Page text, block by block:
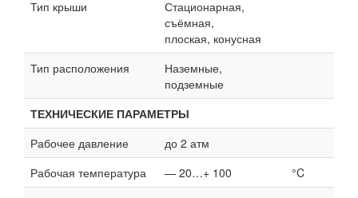
Тип крыши
Стационарная,
съёмная,
плоская, конусная
Тип расположения
Наземные,
подземные
ТЕХНИЧЕСКИЕ ПАРАМЕТРЫ
Рабочее давление
до 2 атм
Рабочая температура
— 20…+ 100
°C